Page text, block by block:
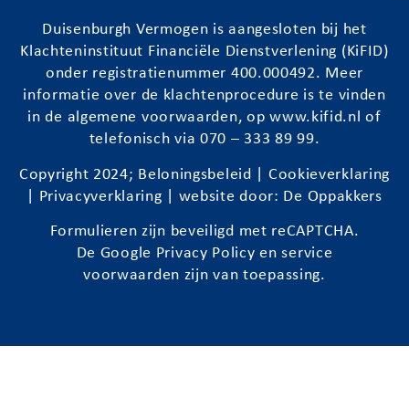
Duisenburgh Vermogen is aangesloten bij het
Klachteninstituut Financiële Dienstverlening (KiFID)
onder registratienummer 400.000492. Meer
informatie over de klachtenprocedure is te vinden
in de algemene voorwaarden, opwww.kifid.nl of
telefonisch via 070 – 333 89 99.
Copyright 2024; Beloningsbeleid
Cookieverklaring
Privacyverklaring | website door: De Oppakkers
Formulieren zijn beveiligd met reCAPTCHA.
De Google Privacy Policy enservice
voorwaarden zijn van toepassing.